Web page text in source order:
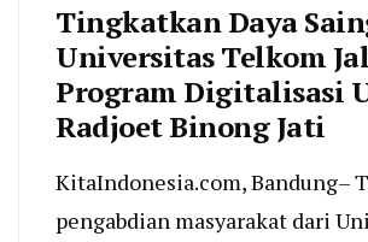
Tingkatkan Daya
Universitas Telkom
Program Digitalisasi
Radjoet Binong Jati
KitaIndonesia.com, Bandung–
pengabdian masyarakat dari